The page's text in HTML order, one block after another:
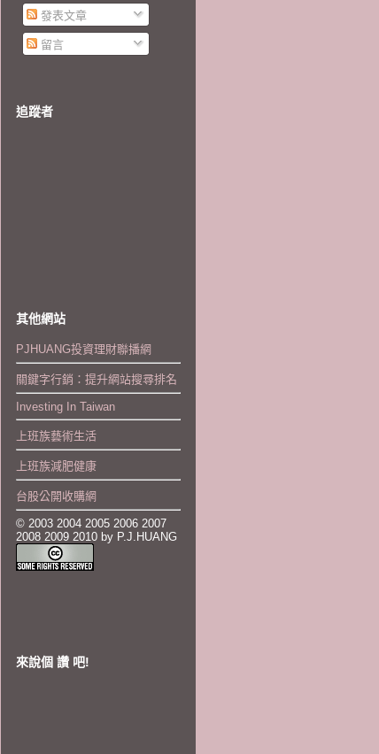
發表文章
留言
追蹤者
其他網站
PJHUANG投資理財聯播網
關鍵字行銷：提升網站搜尋排名
Investing In Taiwan
上班族藝術生活
上班族減肥健康
台股公開收購網
© 2003 2004 2005 2006 2007
2008 2009 2010 by P.J.HUANG
來說個 讚 吧!